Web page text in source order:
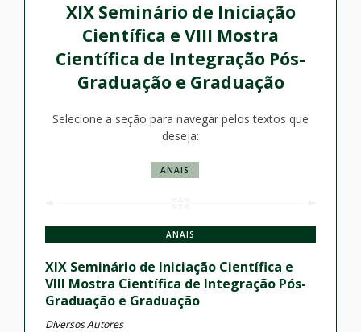
XIX Seminário de Iniciação
Científica e VIII Mostra
Científica de Integração Pós-
Graduação e Graduação
Selecione a seção para navegar pelos textos que
deseja:
ANAIS
ANAIS
XIX Seminário de Iniciação Científica e
VIII Mostra Científica de Integração Pós-
Graduação e Graduação
Diversos Autores